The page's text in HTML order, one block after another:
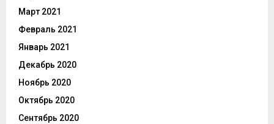
Март 2021
Февраль 2021
Январь 2021
Декабрь 2020
Ноябрь 2020
Октябрь 2020
Сентябрь 2020